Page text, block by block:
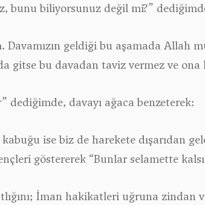
bunu biliyorsunuz değil mi?”
geldiği bu aşamada Allah
gitse bu davadan taviz vermez ve
dediğimde, davayı ağaca benzeterek:
ise biz de harekete dışarıdan
göstererek “Bunlar selamette
İman hakikatleri uğruna zindan